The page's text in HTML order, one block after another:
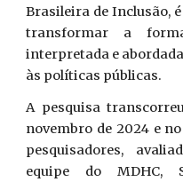
Brasileira de Inclusão,
transformar a
interpretada e
às políticas públicas.
A pesquisa
novembro de 2024 e
pesquisadores,
equipe do MDHC,